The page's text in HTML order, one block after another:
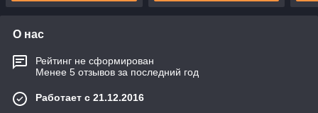
О нас
Рейтинг не сформирован
Менее 5 отзывов за последний год
Работает с 21.12.2016